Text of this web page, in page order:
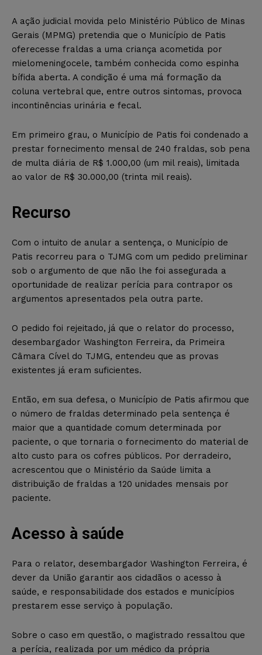
A ação judicial movida pelo Ministério Público de Minas
Gerais (MPMG) pretendia que o Município de Patis
oferecesse fraldas a uma criança acometida por
mielomeningocele, também conhecida como espinha
bífida aberta. A condição é uma má formação da
coluna vertebral que, entre outros sintomas, provoca
incontinências urinária e fecal.
Em primeiro grau, o Município de Patis foi condenado a
prestar fornecimento mensal de 240 fraldas, sob pena
de multa diária de R$ 1.000,00 (um mil reais), limitada
ao valor de R$ 30.000,00 (trinta mil reais).
Recurso
Com o intuito de anular a sentença, o Município de
Patis recorreu para o TJMG com um pedido preliminar
sob o argumento de que não lhe foi assegurada a
oportunidade de realizar perícia para contrapor os
argumentos apresentados pela outra parte.
O pedido foi rejeitado, já que o relator do processo,
desembargador Washington Ferreira, da Primeira
Câmara Cível do TJMG, entendeu que as provas
existentes já eram suficientes.
Então, em sua defesa, o Município de Patis afirmou que
o número de fraldas determinado pela sentença é
maior que a quantidade comum determinada por
paciente, o que tornaria o fornecimento do material de
alto custo para os cofres públicos. Por derradeiro,
acrescentou que o Ministério da Saúde limita a
distribuição de fraldas a 120 unidades mensais por
paciente.
Acesso à saúde
Para o relator, desembargador Washington Ferreira, é
dever da União garantir aos cidadãos o acesso à
saúde, e responsabilidade dos estados e municípios
prestarem esse serviço à população.
Sobre o caso em questão, o magistrado ressaltou que
a perícia, realizada por um médico da própria